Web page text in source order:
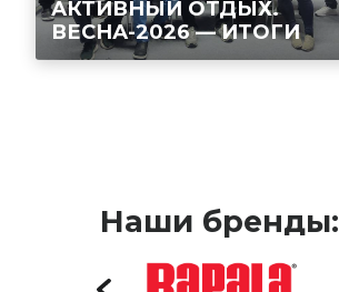
АКТИВНЫЙ ОТДЫХ.
ВЕСНА-2026 — ИТОГИ
Наши бренды: